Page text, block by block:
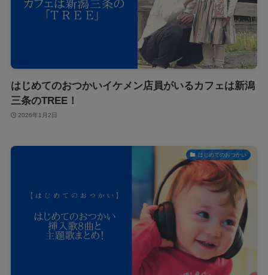
はじめてのおつかいイケメン店員がいるカフェは新潟
三条のTREE！
2026年1月2日
はじめてのおつかい